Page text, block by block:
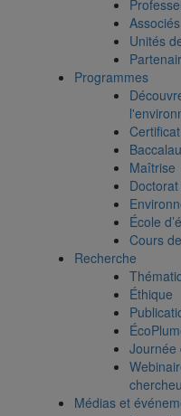
Associés
Unités
Programmes
Certificat
Maîtrise
Doctorat
École
Cours
Recherche
Éthique
Journée
Médias et